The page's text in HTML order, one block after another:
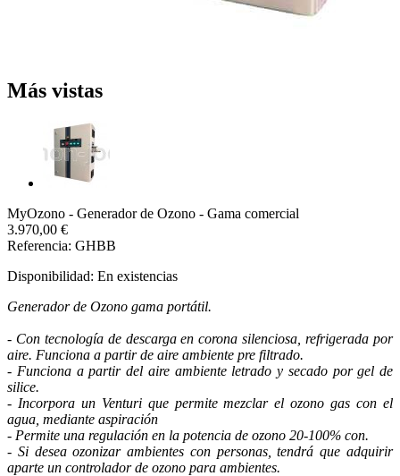
Más vistas
MyOzono - Generador de Ozono - Gama comercial
3.970,00 €
Referencia: GHBB
Disponibilidad: En existencias
Generador de Ozono gama portátil.
- Con tecnología de descarga en corona silenciosa, refrigerada por
aire. Funciona a partir de aire ambiente pre filtrado.
- Funciona a partir del aire ambiente letrado y secado por gel de
silice.
- Incorpora un Venturi que permite mezclar el ozono gas con el
agua, mediante aspiración
- Permite una regulación en la potencia de ozono 20-100% con.
- Si desea ozonizar ambientes con personas, tendrá que adquirir
aparte un controlador de ozono para ambientes.